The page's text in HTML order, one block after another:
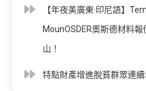
【年夜美廣東·印尼語】
MounOSDER奧斯德材料
山！
特點財產增進脫貧群眾連